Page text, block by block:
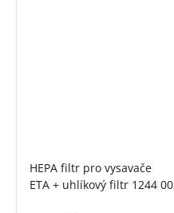
HEPA filtr pro vysavače
ETA + uhlíkový filtr 1244